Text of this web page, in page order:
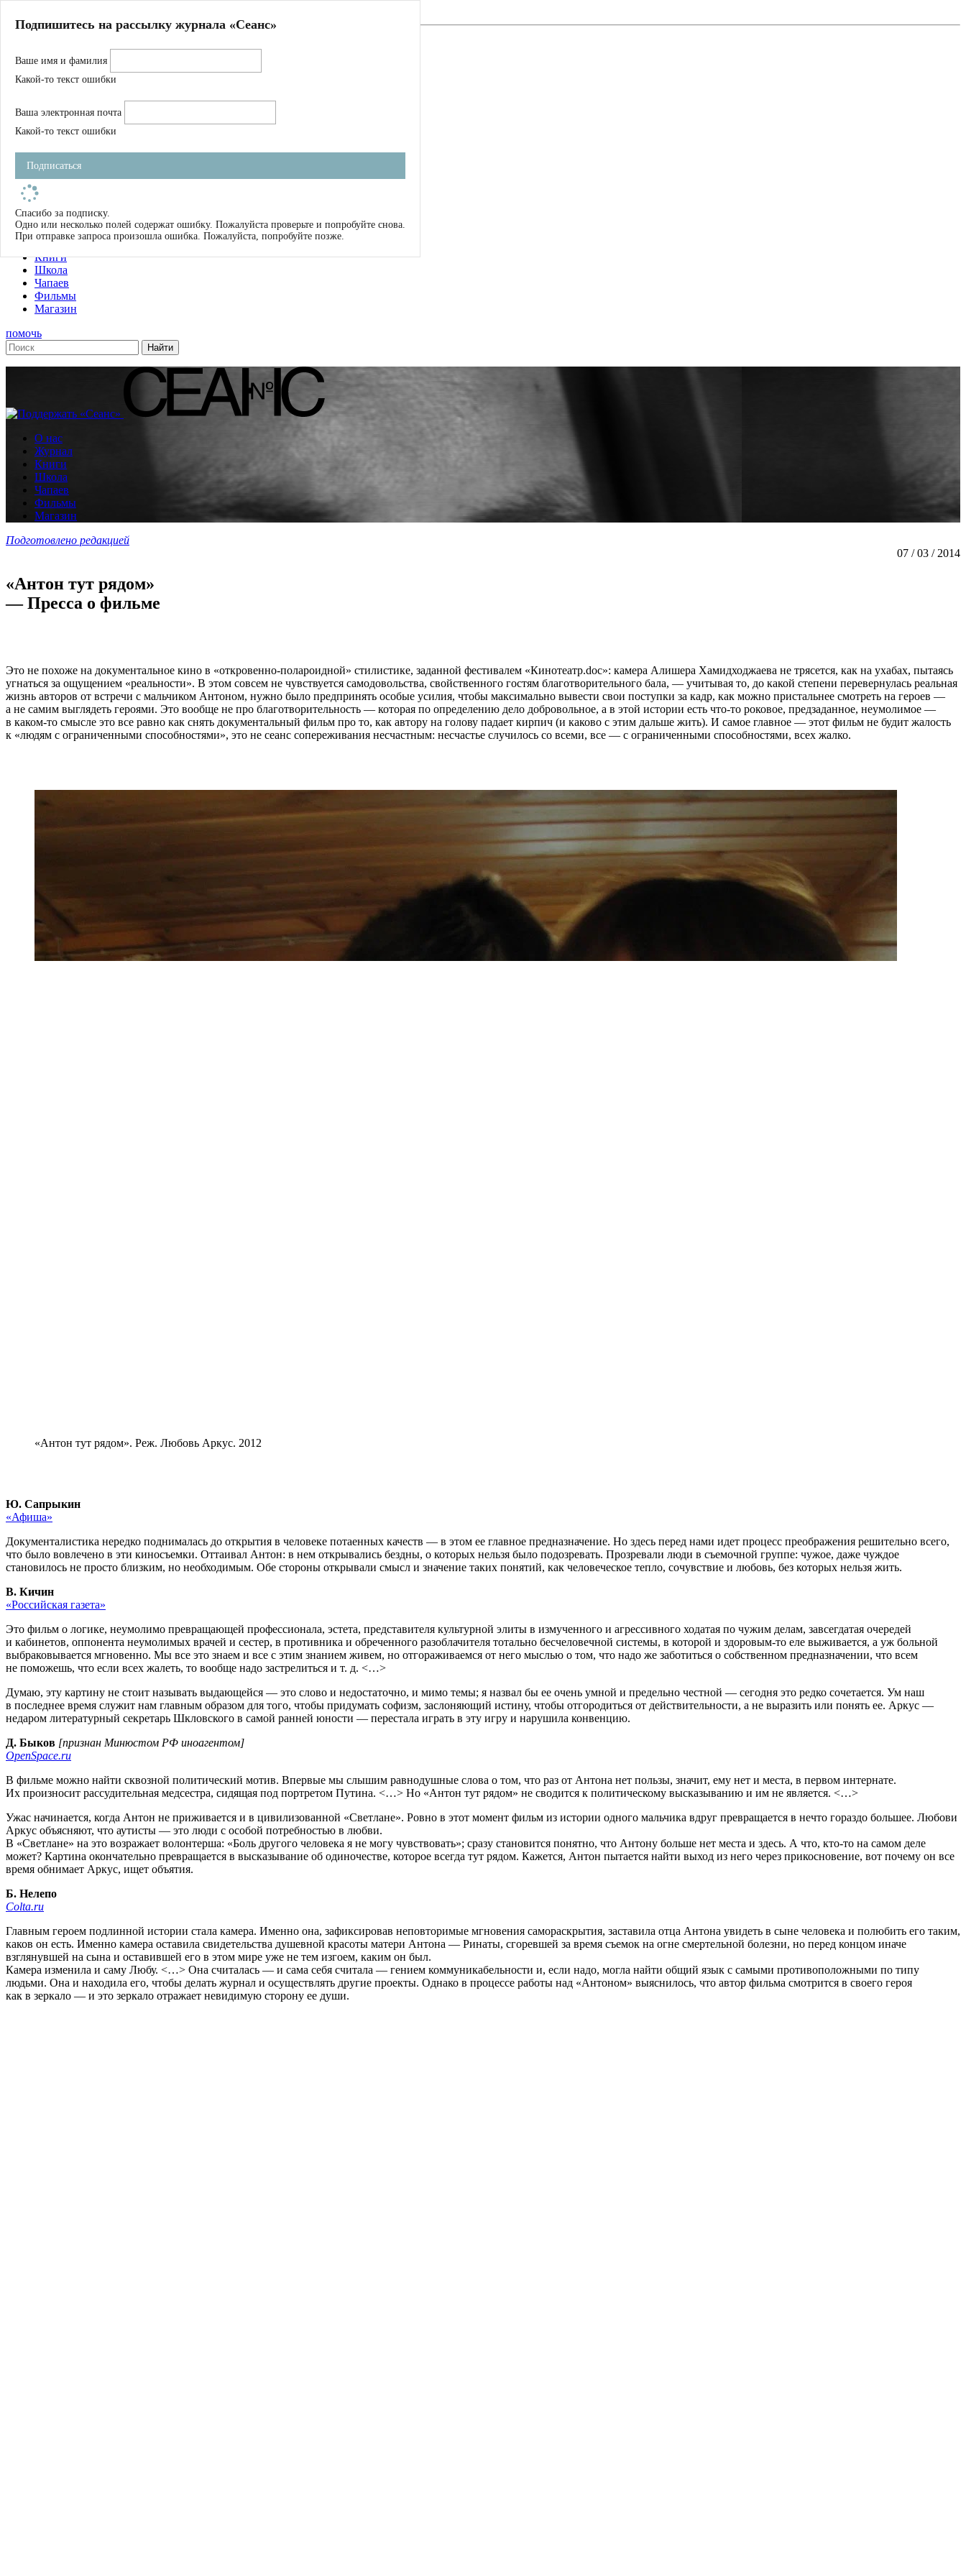
Магазин
Журнал
Школа
Устав
Фильмы
Имена
Тэги
О нас
Журнал
Книги
Школа
Чапаев
Фильмы
Магазин
помочь
О нас
Журнал
Книги
Школа
Чапаев
Фильмы
Магазин
Подготовлено редакцией
07 / 03 / 2014
«Антон тут рядом»
— Пресса о фильме
Это не похоже на документальное кино в «откровенно-полароидной» стилистике, заданной фестивалем «Кинотеатр.doc»: камера Алишера Хамидходжаева не трясется, как на ухабах, пытаясь
угнаться за ощущением «реальности». В этом совсем не чувствуется самодовольства, свойственного гостям благотворительного бала, — учитывая то, до какой степени перевернулась реальная
жизнь авторов от встречи с мальчиком Антоном, нужно было предпринять особые усилия, чтобы максимально вывести свои поступки за кадр, как можно пристальнее смотреть на героев —
а не самим выглядеть героями. Это вообще не про благотворительность — которая по определению дело добровольное, а в этой истории есть что-то роковое, предзаданное, неумолимое —
в каком-то смысле это все равно как снять документальный фильм про то, как автору на голову падает кирпич (и каково с этим дальше жить). И самое главное — этот фильм не будит жалость
к «людям с ограниченными способностями», это не сеанс сопереживания несчастным: несчастье случилось со всеми, все — с ограниченными способностями, всех жалко.
«Антон тут рядом». Реж. Любовь Аркус. 2012
Ю. Сапрыкин
«Афиша»
Документалистика нередко поднималась до открытия в человеке потаенных качеств — в этом ее главное предназначение. Но здесь перед нами идет процесс преображения решительно всего,
что было вовлечено в эти киносъемки. Оттаивал Антон: в нем открывались бездны, о которых нельзя было подозревать. Прозревали люди в съемочной группе: чужое, даже чуждое
становилось не просто близким, но необходимым. Обе стороны открывали смысл и значение таких понятий, как человеческое тепло, сочувствие и любовь, без которых нельзя жить.
В. Кичин
«Российская газета»
Это фильм о логике, неумолимо превращающей профессионала, эстета, представителя культурной элиты в измученного и агрессивного ходатая по чужим делам, завсегдатая очередей
и кабинетов, оппонента неумолимых врачей и сестер, в противника и обреченного разоблачителя тотально бесчеловечной системы, в которой и здоровым-то еле выживается, а уж больной
выбраковывается мгновенно. Мы все это знаем и все с этим знанием живем, но отгораживаемся от него мыслью о том, что надо же заботиться о собственном предназначении, что всем
не поможешь, что если всех жалеть, то вообще надо застрелиться и т. д. <…>
Думаю, эту картину не стоит называть выдающейся — это слово и недостаточно, и мимо темы; я назвал бы ее очень умной и предельно честной — сегодня это редко сочетается. Ум наш
в последнее время служит нам главным образом для того, чтобы придумать софизм, заслоняющий истину, чтобы отгородиться от действительности, а не выразить или понять ее. Аркус —
недаром литературный секретарь Шкловского в самой ранней юности — перестала играть в эту игру и нарушила конвенцию.
Д. Быков [признан Минюстом РФ иноагентом]
OpenSpace.ru
В фильме можно найти сквозной политический мотив. Впервые мы слышим равнодушные слова о том, что раз от Антона нет пользы, значит, ему нет и места, в первом интернате.
Их произносит рассудительная медсестра, сидящая под портретом Путина. <…> Но «Антон тут рядом» не сводится к политическому высказыванию и им не является. <…>
Ужас начинается, когда Антон не приживается и в цивилизованной «Светлане». Ровно в этот момент фильм из истории одного мальчика вдруг превращается в нечто гораздо большее. Любови
Аркус объясняют, что аутисты — это люди с особой потребностью в любви.
В «Светлане» на это возражает волонтерша: «Боль другого человека я не могу чувствовать»; сразу становится понятно, что Антону больше нет места и здесь. А что, кто-то на самом деле
может? Картина окончательно превращается в высказывание об одиночестве, которое всегда тут рядом. Кажется, Антон пытается найти выход из него через прикосновение, вот почему он все
время обнимает Аркус, ищет объятия.
Б. Нелепо
Colta.ru
Главным героем подлинной истории стала камера. Именно она, зафиксировав неповторимые мгновения самораскрытия, заставила отца Антона увидеть в сыне человека и полюбить его таким,
каков он есть. Именно камера оставила свидетельства душевной красоты матери Антона — Ринаты, сгоревшей за время съемок на огне смертельной болезни, но перед концом иначе
взглянувшей на сына и оставившей его в этом мире уже не тем изгоем, каким он был.
Камера изменила и саму Любу. <…> Она считалась — и сама себя считала — гением коммуникабельности и, если надо, могла найти общий язык с самыми противоположными по типу
людьми. Она и находила его, чтобы делать журнал и осуществлять другие проекты. Однако в процессе работы над «Антоном» выяснилось, что автор фильма смотрится в своего героя
как в зеркало — и это зеркало отражает невидимую сторону ее души.
Подпишитесь на рассылку журнала «Сеанс»
Ваше имя и фамилия
Какой-то текст ошибки
Ваша электронная почта
Какой-то текст ошибки
Подписаться
Спасибо за подписку.
Одно или несколько полей содержат ошибку. Пожалуйста проверьте и попробуйте снова.
При отправке запроса произошла ошибка. Пожалуйста, попробуйте позже.